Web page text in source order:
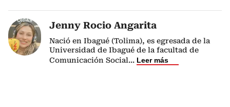
Jenny Rocio Angarita
Nació en Ibagué (Tolima), es egresada de la
Universidad de Ibagué de la facultad de
Comunicación Social... Leer más